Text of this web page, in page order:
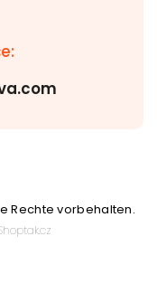
Rechte vorbehalten.